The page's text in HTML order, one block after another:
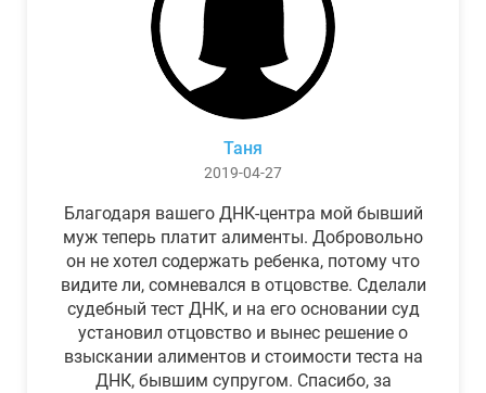
Таня
2019-04-27
Благодаря вашего ДНК-центра мой бывший
муж теперь платит алименты. Добровольно
он не хотел содержать ребенка, потому что
видите ли, сомневался в отцовстве. Сделали
судебный тест ДНК, и на его основании суд
установил отцовство и вынес решение о
взыскании алиментов и стоимости теста на
ДНК, бывшим супругом. Спасибо, за